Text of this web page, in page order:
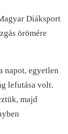
Diáksport
örömére
napot, egyetlen
lefutása volt.
majd